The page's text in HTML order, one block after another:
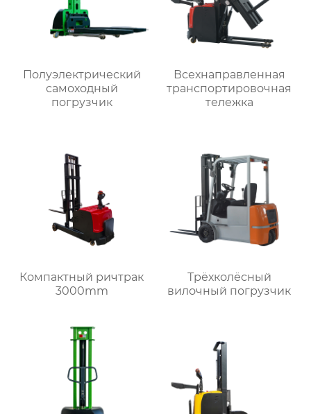
Полуэлектрический
самоходный
погрузчик
Всехнаправленная
транспортировочная
тележка
Компактный ричтрак
3000mm
Трёхколёсный
вилочный погрузчик